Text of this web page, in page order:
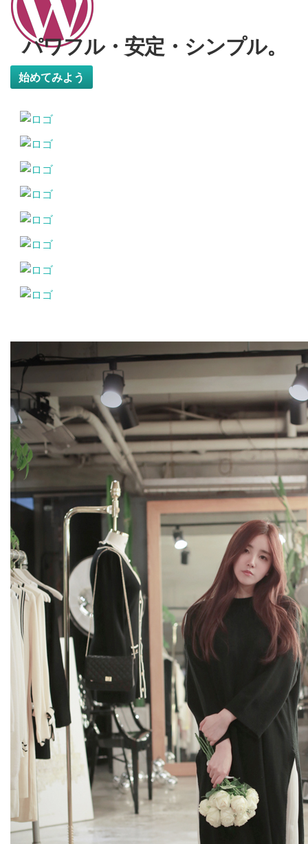
パワフル・安定・シンプル。
ヘッダーボタンのラベル:始めてみよう
始めてみよう